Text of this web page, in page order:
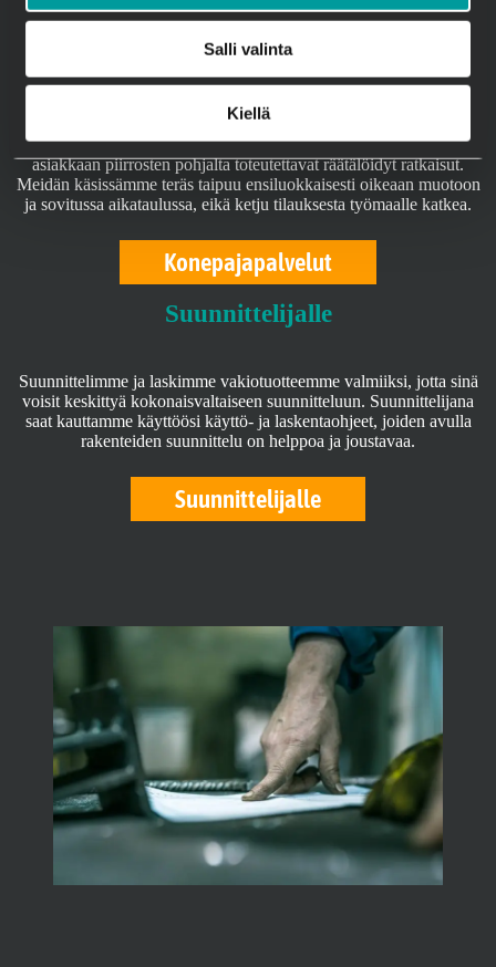
Salli valinta
Kiellä
Tuotteet
Konepajapalvelut
Sinä piirrät, me toteutamme. Konepajamme erityisosaamista on
asiakkaan piirrosten pohjalta toteutettavat räätälöidyt ratkaisut.
Meidän käsissämme teräs taipuu ensiluokkaisesti oikeaan muotoon
ja sovitussa aikataulussa, eikä ketju tilauksesta työmaalle katkea.
Konepajapalvelut
Suunnittelijalle
Suunnittelimme ja laskimme vakiotuotteemme valmiiksi, jotta sinä
voisit keskittyä kokonaisvaltaiseen suunnitteluun. Suunnittelijana
saat kauttamme käyttöösi käyttö- ja laskentaohjeet, joiden avulla
rakenteiden suunnittelu on helppoa ja joustavaa.
Suunnittelijalle